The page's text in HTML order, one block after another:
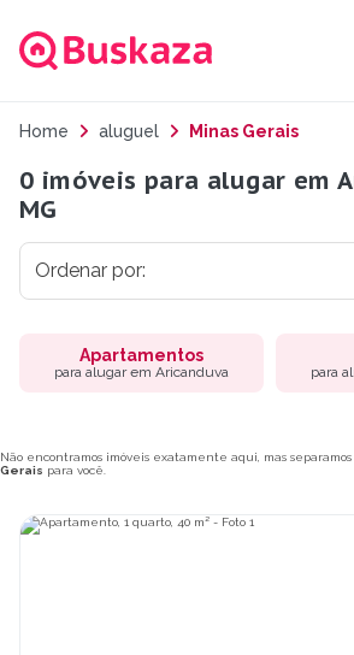
Home aluguel Minas Gerais
0 imóveis para alugar em
MG
Apartamentos
para alugar em Aricanduva para
Não encontramos imóveis exatamente aqui, mas separamos
Gerais para você.